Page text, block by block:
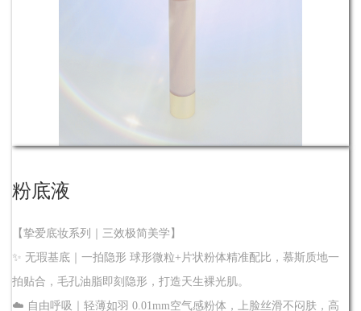
粉底液
【挚爱底妆系列｜三效极简美学】
✨ 无瑕基底｜一拍隐形 球形微粒+片状粉体精准配比，慕斯质地一
拍贴合，毛孔油脂即刻隐形，打造天生裸光肌。
☁️ 自由呼吸｜轻薄如羽 0.01mm空气感粉体，上脸丝滑不闷肤，高